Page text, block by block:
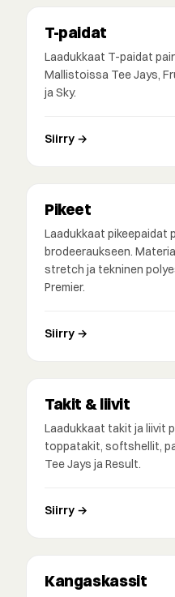
T-paidat
Laadukkaat T-paidat
Mallistoissa Tee Jays,
ja Sky.
Siirry →
Pikeet
Laadukkaat pikeepaidat
brodeeraukseen.
stretch ja tekninen
Premier.
Siirry →
Takit & liivit
Laadukkaat takit ja liivit
toppatakit, softshellit,
Tee Jays ja Result.
Siirry →
Kangaskassit